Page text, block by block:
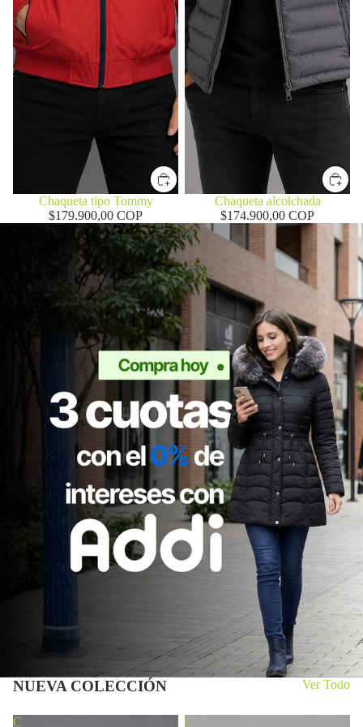
Chaqueta tipo Tommy
$179.900,00 COP
Chaqueta alcolchada
$174.900,00 COP
NUEVA COLECCIÓN Ver Todo
C
C